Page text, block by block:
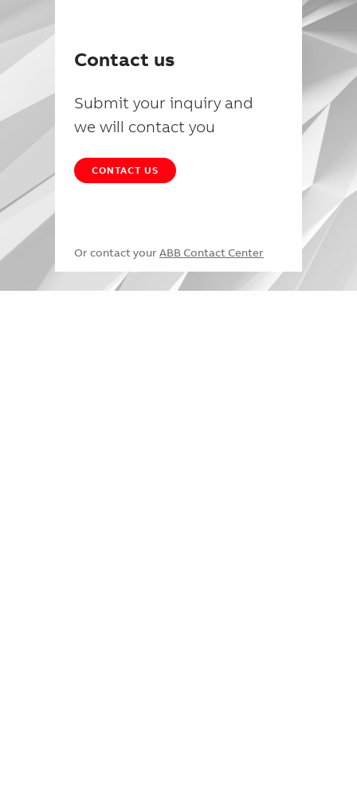
Contact us
Submit your inquiry and
we will contact you
CONTACT US
Or contact your ABB Contact Center